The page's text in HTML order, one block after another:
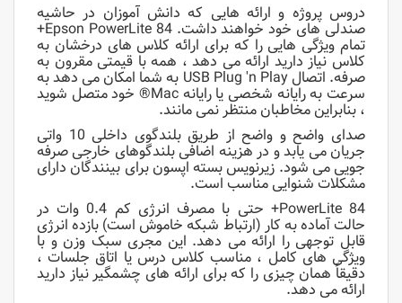
دروس پروژه و ارائه هایی که دانش آموزان در حاشیه
صندلی های خود خواهند داشت. Epson PowerLite 84+
تمام ویژگی هایی را که برای ارائه کلاس های درخشان به
کلاس نیاز دارید ارائه می دهد ، همه با قیمتی مقرون به
صرفه. اتصال USB Plug 'n Play به شما امکان می دهد به
سرعت به رایانه شخصی یا رایانه Mac® خود متصل شوید
، بنابراین مخاطبان منتظر نمی مانند.
صدای واضح و واضح از طریق بلندگوی داخلی 10 واتی
جریان می یابد و در هزینه اضافی بلندگوهای خارجی صرفه
جویی می شود. زیرنویس بسته اپسون برای بینندگان دارای
مشکلات شنوایی مناسب است.
PowerLite 84+ حتی با مصرف انرژی کم 0.4 وات در
حالت آماده به کار (ارتباط شبکه خاموش است) بازده انرژی
قابل توجهی را ارائه می دهد. این مجری سبک وزن و با
ویژگی های کامل ، مناسب کلاس درس یا اتاق جلسات ،
دقیقاً همان چیزی را که برای ارائه های چشمگیر نیاز دارید
ارائه می دهد.